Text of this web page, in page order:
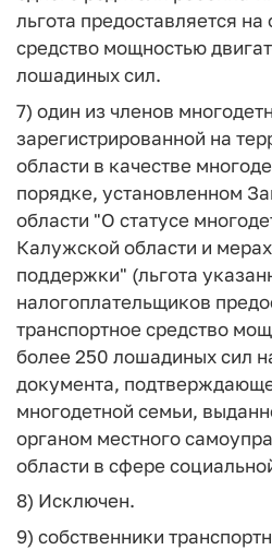
льгота предоставляется на
средство мощностью
лошадиных сил.
7) один из членов
зарегистрированной на
области в качестве
порядке, установленном
области "О статусе
Калужской области и
поддержки" (льгота
налогоплательщиков
транспортное средство
более 250 лошадиных сил
документа,
многодетной семьи,
органом местного
области в сфере
8) Исключен.
9) собственники